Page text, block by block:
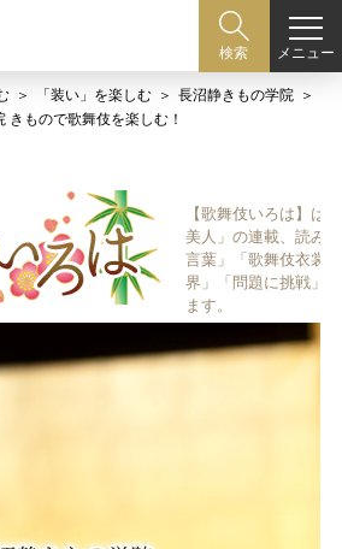
検索 メニュー
「装い」を楽しむ
長沼静きもの学院
きもので歌舞伎を楽しむ！
【歌舞伎いろは】は
美人」の連載、読み
言葉」「歌舞伎衣裳
界」「問題に挑戦」
ます。